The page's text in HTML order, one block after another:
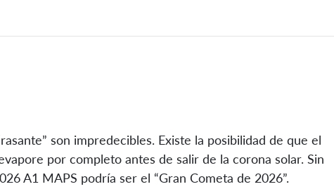
son impredecibles. Existe la posibilidad de que el
por completo antes de salir de la corona solar. Sin
A1 MAPS podría ser el “Gran Cometa de 2026”.